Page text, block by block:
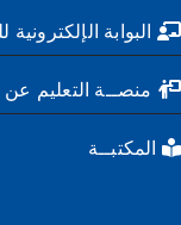
البوابة الإلكترونية
منصــة التعليم عن
المكتبــة